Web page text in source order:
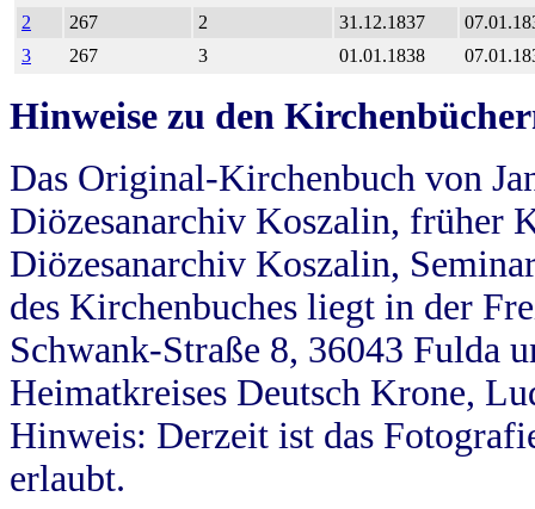
2
267 2 31.12.1837
3
267 3 01.01.1838
Hinweise zu den
Das Original-Kirchenbuch von
Diözesanarchiv Koszalin, früher
Diözesanarchiv Koszalin,
des Kirchenbuches liegt in der
Schwank-Straße 8, 36043 Fulda
Heimatkreises Deutsch Krone,
Hinweis: Derzeit ist das
erlaubt.